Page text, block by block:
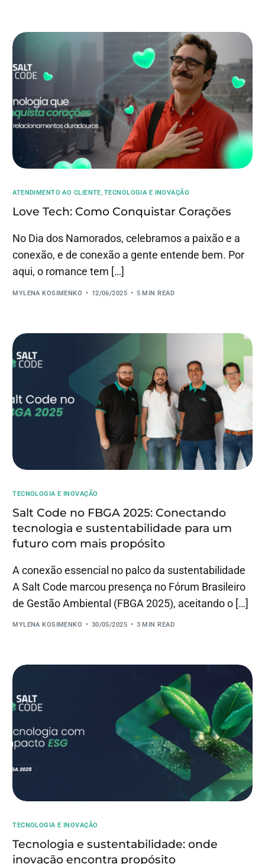
ATENDIMENTO AO CLIENTE, TECNOLOGIA E INOVAÇÃO
Love Tech: Como Conquistar Corações
No Dia dos Namorados, celebramos a paixão e a
conexão, e de conexão a gente entende bem. Por
aqui, o romance tem […]
MYLENA KOSIMENKO 12/06/2025 5 MIN READ
TECNOLOGIA E INOVAÇÃO
Salt Code no FBGA 2025: Conectando
tecnologia e sustentabilidade para um
futuro com mais propósito
A conexão essencial no palco da sustentabilidade
A Salt Code marcou presença no Fórum Brasileiro
de Gestão Ambiental (FBGA 2025), aceitando o […]
MYLENA KOSIMENKO 30/05/2025 3 MIN READ
TECNOLOGIA E INOVAÇÃO
Tecnologia e sustentabilidade: onde
inovação encontra propósito